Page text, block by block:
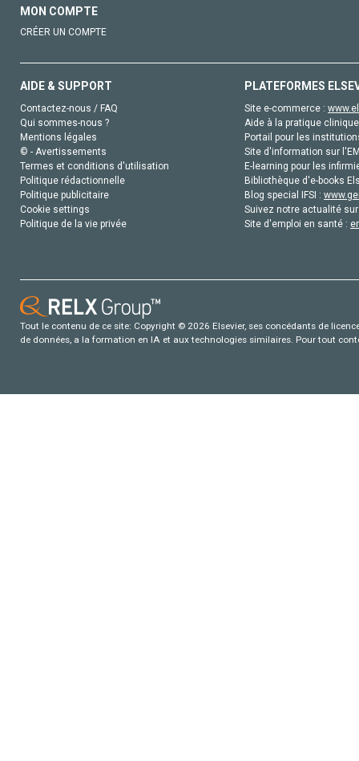
MON COMPTE
CRÉER UN COMPTE
AIDE & SUPPORT
Contactez-nous / FAQ
Qui sommes-nous ?
Mentions légales
© - Avertissements
Termes et conditions d'utilisation
Politique rédactionnelle
Politique publicitaire
Cookie settings
Politique de la vie privée
PLATEFORMES
Site e-commerce :
Aide à la pratique
Portail pour les
Site d'information sur
E-learning pour les
Bibliothèque d'e-books
Blog special IFSI :
Suivez notre actualité
Site d'emploi en santé :
Tout le contenu de ce site: Copyright © 2026 Elsevier, ses concédants de
de données, a la formation en IA et aux technologies similaires. Pour tout